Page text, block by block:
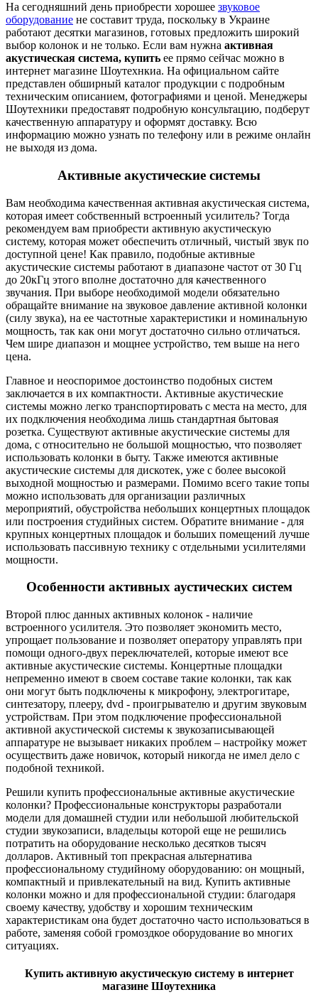
На сегодняшний день приобрести хорошее звуковое
оборудование не составит труда, поскольку в Украине
работают десятки магазинов, готовых предложить широкий
выбор колонок и не только. Если вам нужна активная
акустическая система, купить ее прямо сейчас можно в
интернет магазине Шоутехнкиа. На официальном сайте
представлен обширный каталог продукции с подробным
техническим описанием, фотографиями и ценой. Менеджеры
Шоутехники предоставят подробную консультацию, подберут
качественную аппаратуру и оформят доставку. Всю
информацию можно узнать по телефону или в режиме онлайн
не выходя из дома.
Активные акустические системы
Вам необходима качественная активная акустическая система,
которая имеет собственный встроенный усилитель? Тогда
рекомендуем вам приобрести активную акустическую
систему, которая может обеспечить отличный, чистый звук по
доступной цене! Как правило, подобные активные
акустические системы работают в диапазоне частот от 30 Гц
до 20кГц этого вполне достаточно для качественного
звучания. При выборе необходимой модели обязательно
обращайте внимание на звуковое давление активной колонки
(силу звука), на ее частотные характеристики и номинальную
мощность, так как они могут достаточно сильно отличаться.
Чем шире диапазон и мощнее устройство, тем выше на него
цена.
Главное и неоспоримое достоинство подобных систем
заключается в их компактности. Активные акустические
системы можно легко транспортировать с места на место, для
их подключения необходима лишь стандартная бытовая
розетка. Существуют активные акустические системы для
дома, с относительно не большой мощностью, что позволяет
использовать колонки в быту. Также имеются активные
акустические системы для дискотек, уже с более высокой
выходной мощностью и размерами. Помимо всего такие топы
можно использовать для организации различных
мероприятий, обустройства небольших концертных площадок
или построения студийных систем. Обратите внимание - для
крупных концертных площадок и больших помещений лучше
использовать пассивную технику с отдельными усилителями
мощности.
Особенности активных аустических систем
Второй плюс данных активных колонок - наличие
встроенного усилителя. Это позволяет экономить место,
упрощает пользование и позволяет оператору управлять при
помощи одного-двух переключателей, которые имеют все
активные акустические системы. Концертные площадки
непременно имеют в своем составе такие колонки, так как
они могут быть подключены к микрофону, электрогитаре,
синтезатору, плееру, dvd - проигрывателю и другим звуковым
устройствам. При этом подключение профессиональной
активной акустической системы к звукозаписывающей
аппаратуре не вызывает никаких проблем – настройку может
осуществить даже новичок, который никогда не имел дело с
подобной техникой.
Решили купить профессиональные активные акустические
колонки? Профессиональные конструкторы разработали
модели для домашней студии или небольшой любительской
студии звукозаписи, владельцы которой еще не решились
потратить на оборудование несколько десятков тысяч
долларов. Активный топ прекрасная альтернатива
профессиональному студийному оборудованию: он мощный,
компактный и привлекательный на вид. Купить активные
колонки можно и для профессиональной студии: благодаря
своему качеству, удобству и хорошим техническим
характеристикам она будет достаточно часто использоваться в
работе, заменяя собой громоздкое оборудование во многих
ситуациях.
Купить активную акустическую систему в интернет
магазине Шоутехника